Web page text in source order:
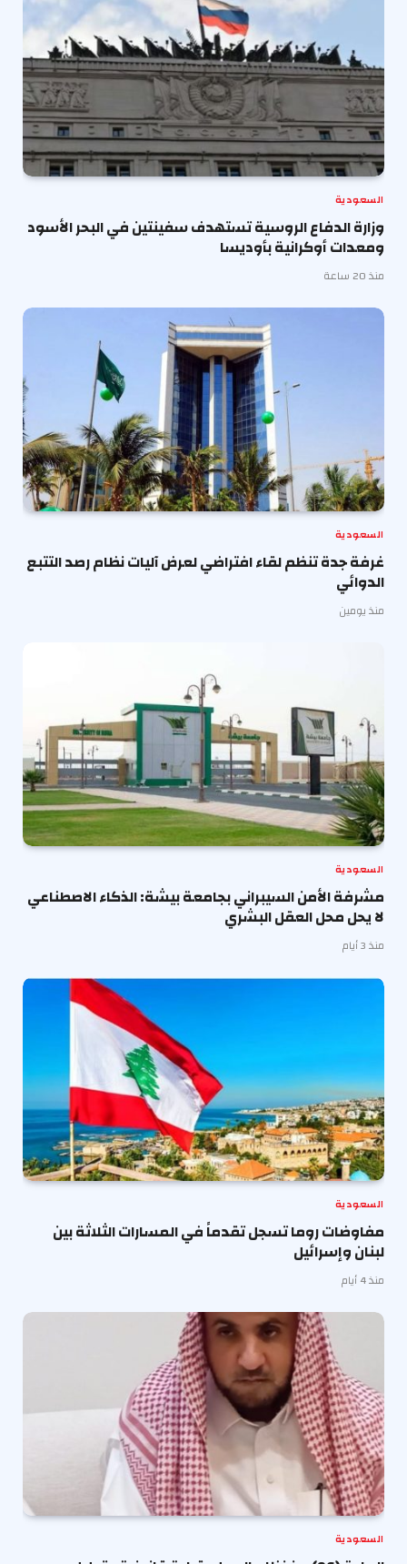
السعودية
وزارة الدفاع الروسية تستهدف سفينتين في البحر الأسود
ومعدات أوكرانية بأوديسا
منذ 20 ساعة
السعودية
غرفة جدة تنظم لقاء افتراضي لعرض آليات نظام رصد التتبع
الدوائي
منذ يومين
السعودية
مشرفة الأمن السيبراني بجامعة بيشة: الذكاء الاصطناعي
لا يحل محل العقل البشري
منذ 3 أيام
السعودية
مفاوضات روما تسجل تقدماً في المسارات الثلاثة بين
لبنان وإسرائيل
منذ 4 أيام
السعودية